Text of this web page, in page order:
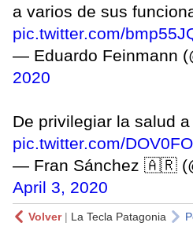
a varios de sus
pic.twitter.com/
— Eduardo Feinmann
2020
De privilegiar la salud
pic.twitter.com/
— Fran Sánchez 🇦🇷
April 3, 2020
Volver| La Tecla Patagonia